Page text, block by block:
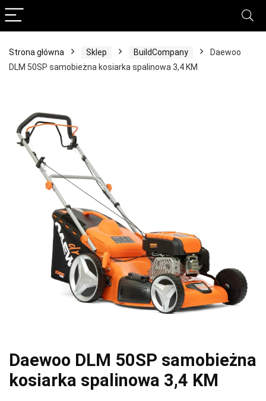
Strona główna Sklep BuildCompany
Daewoo
DLM 50SP samobieżna kosiarka spalinowa 3,4 KM
Daewoo DLM 50SP samobieżna
kosiarka spalinowa 3,4 KM